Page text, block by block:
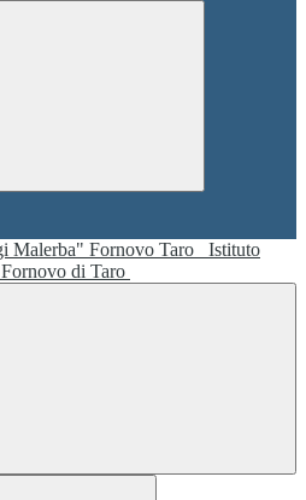
Istituto
Fornovo di Taro